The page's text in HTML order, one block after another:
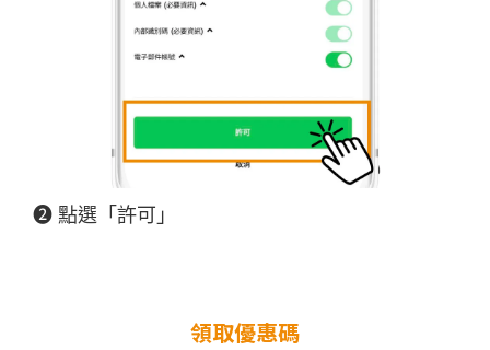
❷ 點選「許可」
領取優惠碼